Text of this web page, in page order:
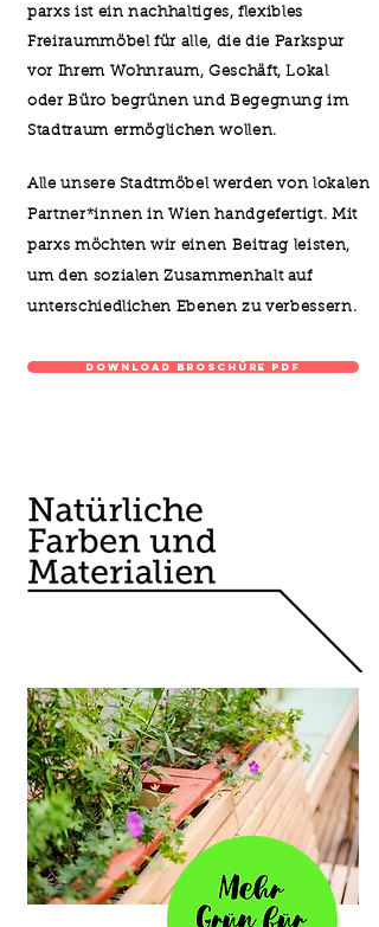
parxs ist ein nachhaltiges, flexibles
Freiraummöbel für alle, die die Parkspur
vor Ihrem Wohnraum, Geschäft, Lokal
oder Büro begrünen und Begegnung im
Stadtraum ermöglichen wollen.
Alle unsere Stadtmöbel werden von lokalen
Partner*innen in Wien handgefertigt. Mit
parxs möchten wir einen Beitrag leisten,
um den sozialen Zusammenhalt auf
unterschiedlichen Ebenen zu verbessern.
Download Broschüre pdf